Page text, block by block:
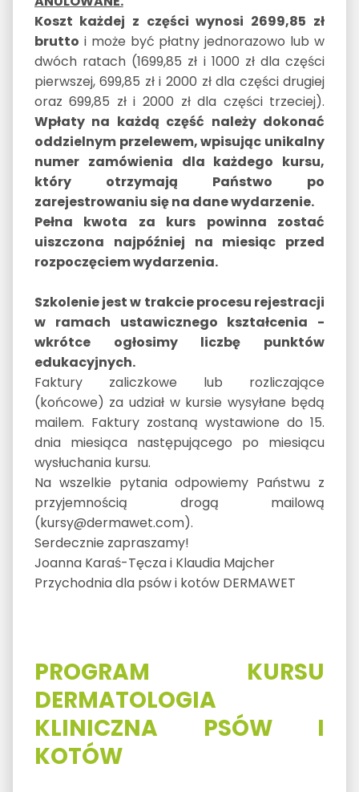
Koszt każdej z części wynosi 2699,85 zł
brutto i może być płatny jednorazowo lub w
dwóch ratach (1699,85 zł i 1000 zł dla części
pierwszej, 699,85 zł i 2000 zł dla części drugiej
oraz 699,85 zł i 2000 zł dla części trzeciej).
Wpłaty na każdą część należy dokonać
oddzielnym przelewem, wpisując unikalny
numer zamówienia dla każdego kursu,
który otrzymają Państwo po
zarejestrowaniu się na dane wydarzenie.
Pełna kwota za kurs powinna zostać
uiszczona najpóźniej na miesiąc przed
rozpoczęciem wydarzenia.
Szkolenie jest w trakcie procesu rejestracji
w ramach ustawicznego kształcenia -
wkrótce ogłosimy liczbę punktów
edukacyjnych.
Faktury zaliczkowe lub rozliczające
(końcowe) za udział w kursie wysyłane będą
mailem. Faktury zostaną wystawione do 15.
dnia miesiąca następującego po miesiącu
wysłuchania kursu.
Na wszelkie pytania odpowiemy Państwu z
przyjemnością drogą mailową
(kursy@dermawet.com).
Serdecznie zapraszamy!
Joanna Karaś-Tęcza i Klaudia Majcher
Przychodnia dla psów i kotów DERMAWET
PROGRAM KURSU
DERMATOLOGIA
KLINICZNA PSÓW I
KOTÓW